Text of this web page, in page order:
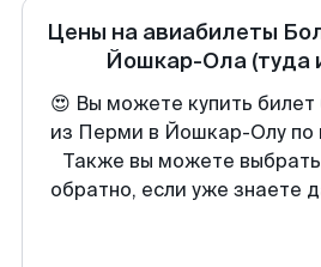
Цены на авиабилеты
Йошкар-Ола (туда
😍 Вы можете купить
из Перми в Йошкар-Олу по
Также вы можете
обратно, если уже знаете